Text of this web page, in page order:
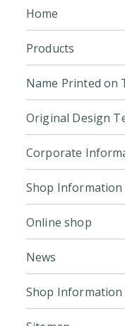
Home
Products
Name Printed on
Original Design
Corporate
Shop Information
Online shop
News
Shop Information